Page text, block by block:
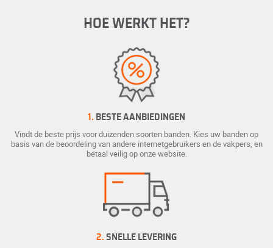
HOE WERKT HET?
1. BESTE AANBIEDINGEN
Vindt de beste prijs voor duizenden soorten banden. Kies uw banden op
basis van de beoordeling van andere internetgebruikers en de vakpers, en
betaal veilig op onze website.
2. SNELLE LEVERING